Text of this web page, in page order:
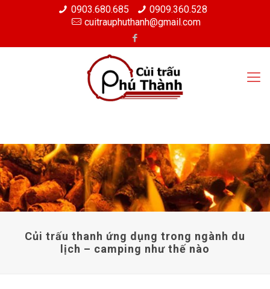
0903.680.685
0909.360.528
cuitrauphuthanh@gmail.com
Củi trấu thanh ứng dụng trong ngành du
lịch – camping như thế nào